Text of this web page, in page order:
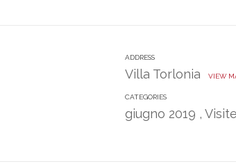
ADDRESS
Villa Torlonia VIEW
CATEGORIES
giugno 2019 ,